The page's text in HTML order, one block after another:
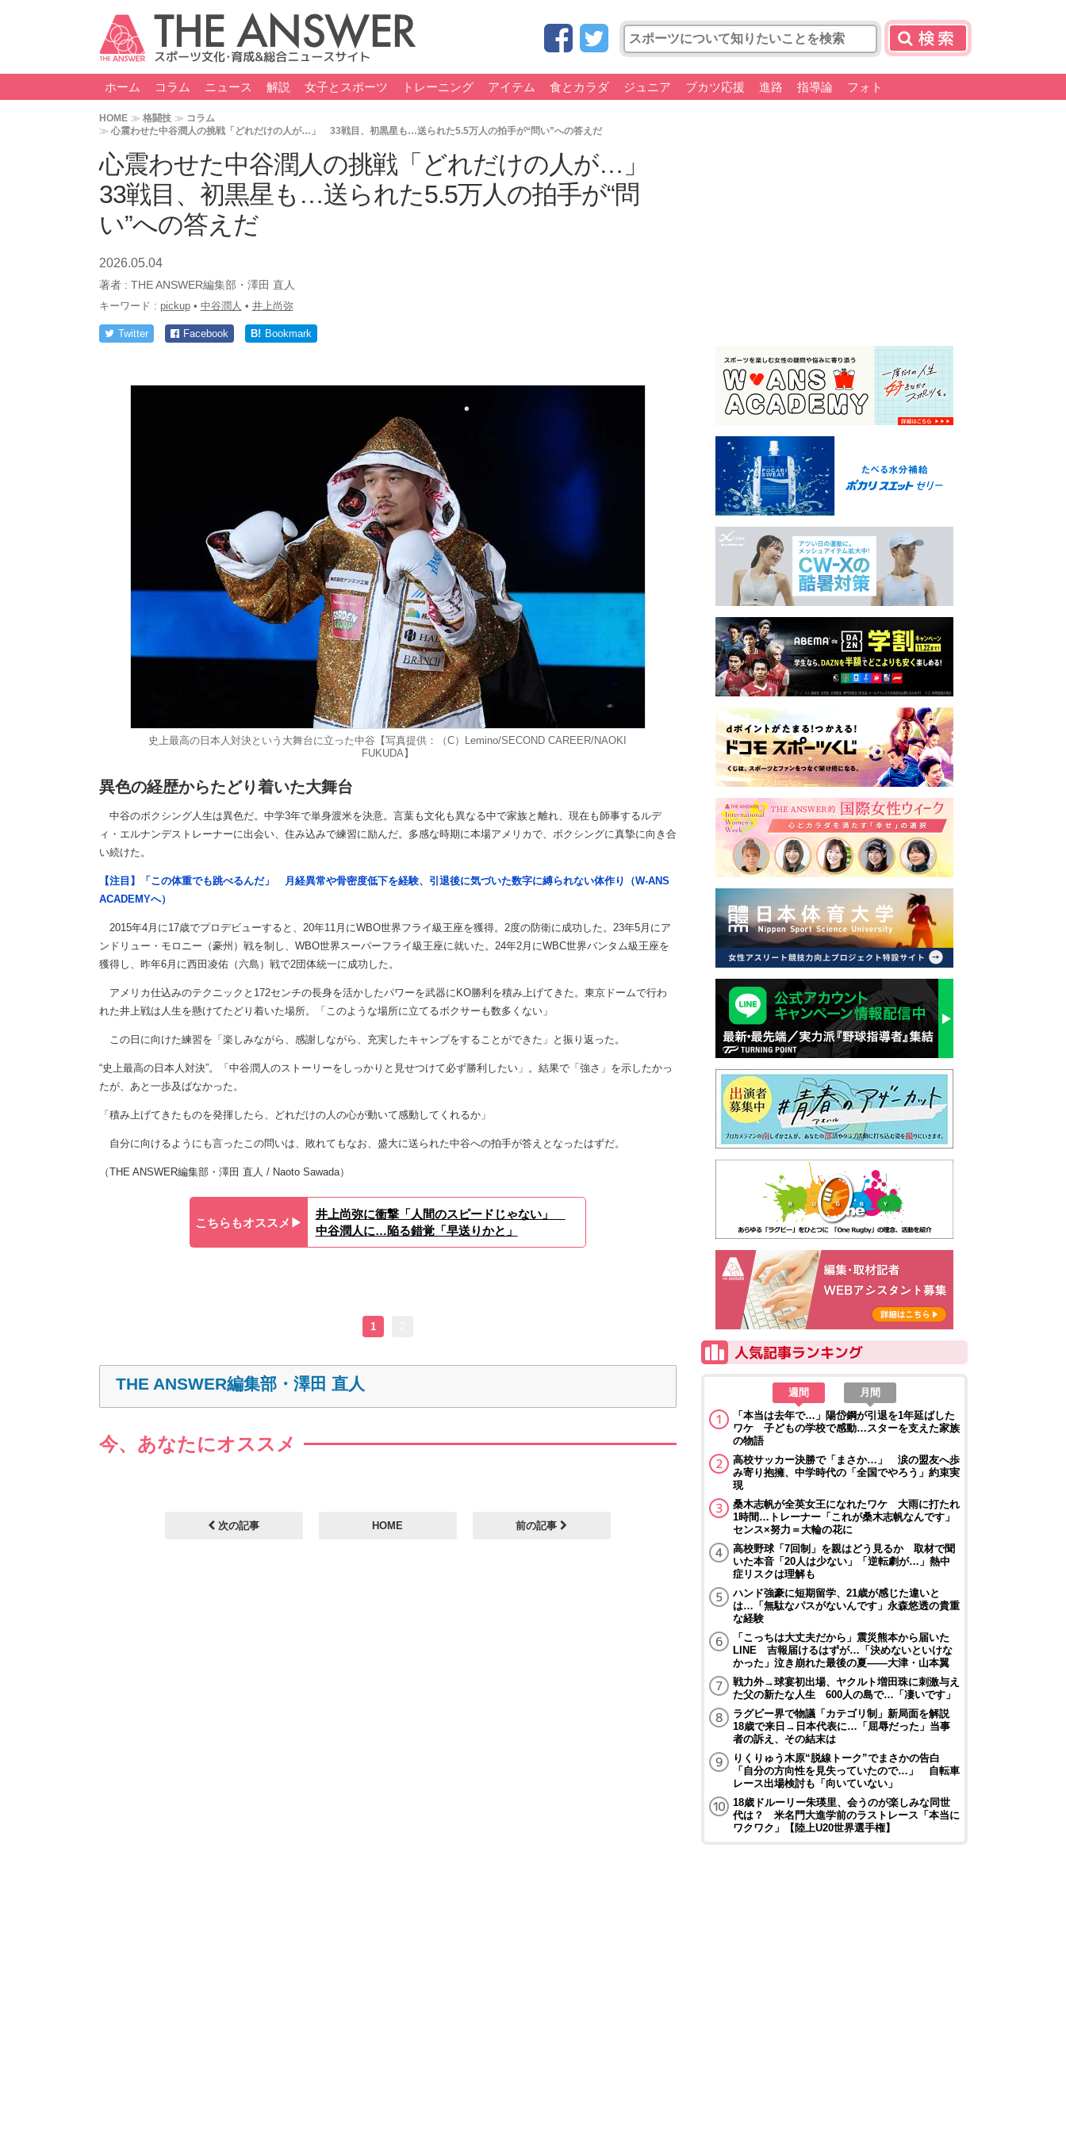
ホーム コラム ニュース 解説 女子とスポーツ トレーニング アイテム 食とカラダ ジュニア ブカツ応援 進路 指導論 フォト
HOME 格闘技
コラム
心震わせた中谷潤人の挑戦「どれだけの人が…」 33戦目、初黒星も…送られた5.5万人の拍手が“問い”への答えだ
心震わせた中谷潤人の挑戦「どれだけの人が…」
33戦目、初黒星も…送られた5.5万人の拍手が“問
い”への答えだ
2026.05.04
著者 : THE ANSWER編集部・澤田 直人
キーワード : pickup• 中谷潤人 • 井上尚弥
Twitter Facebook B! Bookmark
史上最高の日本人対決という大舞台に立った中谷【写真提供：（C）Lemino/SECOND CAREER/NAOKI
FUKUDA】
異色の経歴からたどり着いた大舞台
中谷のボクシング人生は異色だ。中学3年で単身渡米を決意。言葉も文化も異なる中で家族と離れ、現在も師事するルデ
ィ・エルナンデストレーナーに出会い、住み込みで練習に励んだ。多感な時期に本場アメリカで、ボクシングに真摯に向き合
い続けた。
【注目】「この体重でも跳べるんだ」 月経異常や骨密度低下を経験、引退後に気づいた数字に縛られない体作り（W-ANS
ACADEMYへ）
2015年4月に17歳でプロデビューすると、20年11月にWBO世界フライ級王座を獲得。2度の防衛に成功した。23年5月にア
ンドリュー・モロニー（豪州）戦を制し、WBO世界スーパーフライ級王座に就いた。24年2月にWBC世界バンタム級王座を
獲得し、昨年6月に西田凌佑（六島）戦で2団体統一に成功した。
アメリカ仕込みのテクニックと172センチの長身を活かしたパワーを武器にKO勝利を積み上げてきた。東京ドームで行わ
れた井上戦は人生を懸けてたどり着いた場所。「このような場所に立てるボクサーも数多くない」
この日に向けた練習を「楽しみながら、感謝しながら、充実したキャンプをすることができた」と振り返った。
“史上最高の日本人対決”。「中谷潤人のストーリーをしっかりと見せつけて必ず勝利したい」。結果で「強さ」を示したかっ
たが、あと一歩及ばなかった。
「積み上げてきたものを発揮したら、どれだけの人の心が動いて感動してくれるか」
自分に向けるようにも言ったこの問いは、敗れてもなお、盛大に送られた中谷への拍手が答えとなったはずだ。
（THE ANSWER編集部・澤田 直人 / Naoto Sawada）
こちらもオススメ▶︎
井上尚弥に衝撃「人間のスピードじゃない」
中谷潤人に…陥る錯覚「早送りかと」
1
THE ANSWER編集部・澤田 直人
今、あなたにオススメ
次の記事 HOME 前の記事
週間
月間
「本当は去年で…」陽岱鋼が引退を1年延ばした
ワケ 子どもの学校で感動…スターを支えた家族
の物語
高校サッカー決勝で「まさか…」 涙の盟友へ歩
み寄り抱擁、中学時代の「全国でやろう」約束実
現
桑木志帆が全英女王になれたワケ 大雨に打たれ
1時間…トレーナー「これが桑木志帆なんです」
センス×努力＝大輪の花に
高校野球「7回制」を親はどう見るか 取材で聞
いた本音「20人は少ない」「逆転劇が…」熱中
症リスクは理解も
ハンド強豪に短期留学、21歳が感じた違いと
は…「無駄なパスがないんです」永森悠透の貴重
な経験
「こっちは大丈夫だから」震災熊本から届いた
LINE 吉報届けるはずが…「決めないといけな
かった」泣き崩れた最後の夏――大津・山本翼
戦力外→球宴初出場、ヤクルト増田珠に刺激与え
た父の新たな人生 600人の島で…「凄いです」
ラグビー界で物議「カテゴリ制」新局面を解説
18歳で来日→日本代表に…「屈辱だった」当事
者の訴え、その結末は
りくりゅう木原“脱線トーク”でまさかの告白
「自分の方向性を見失っていたので…」 自転車
レース出場検討も「向いていない」
18歳ドルーリー朱瑛里、会うのが楽しみな同世
代は？ 米名門大進学前のラストレース「本当に
ワクワク」【陸上U20世界選手権】